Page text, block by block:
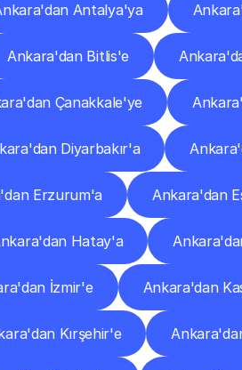
Antalya'ya
Ankara'dan Bitlis'e
Çanakkale'ye
Diyarbakır'a
Erzurum'a Ankara'dan
Hatay'a
İzmir'e Ankara'dan
Kırşehir'e